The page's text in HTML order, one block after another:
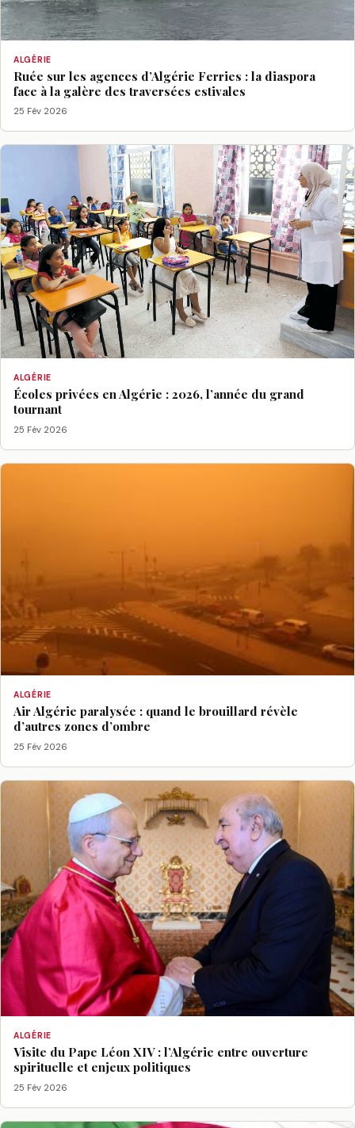
ALGÉRIE
Ruée sur les agences d’Algérie Ferries : la diaspora
face à la galère des traversées estivales
25 Fév 2026
ALGÉRIE
Écoles privées en Algérie : 2026, l’année du grand
tournant
25 Fév 2026
ALGÉRIE
Air Algérie paralysée : quand le brouillard révèle
d’autres zones d’ombre
25 Fév 2026
ALGÉRIE
Visite du Pape Léon XIV : l’Algérie entre ouverture
spirituelle et enjeux politiques
25 Fév 2026